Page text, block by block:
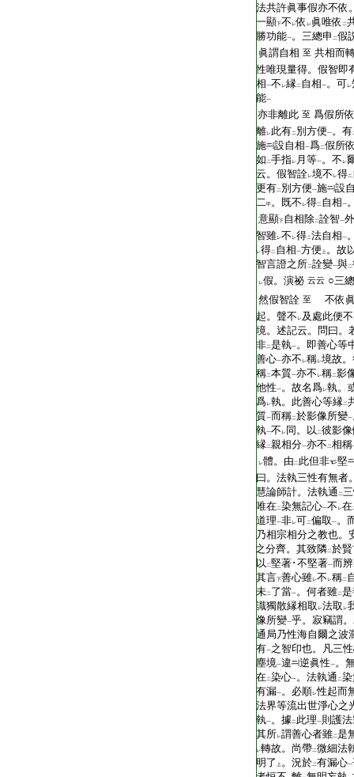
法共許眞事假亦不依
一顯下不 レ依 レ眞唯依 二
勝功能一。三總申 二假
眞謂自相 至 共相而
性唯現量得。假智即
相一不 レ縁二 自相一。可レ
能一
亦非離此 至 爲假所
離レ此有二 別方便一。有
施 設自相一爲二假所
如 二手指レ 月等一。不 レ
云。假智詮レ境不 レ得二
更有二 別方便一施
設
二甲 。既不 レ得二 自相一
意顯下自相除二詮智一
智雖レ不 レ得二法自相一
レ得二 自相一方便 上 。故
智言證之所二詮變一與二
レ假。演祕 云云 ○三
然假智詮 至
不依
起。聲不 レ及處此便不
境。述記云。問曰。
非二是執一。即善心等
善心一亦不 レ稱レ境故
稱二本質一亦不 レ稱二影
他性一。故名爲レ執。
爲レ執。此善心等縁二
質一而稱二於影像所變一
執一不 レ 同。以 二彼影
縁二親相分一亦不 二相稱
レ體。由 二 此但非
堅
曰。法執三性有無者
慧論師計。法執通 二
唯在二染無記心一不 レ在
道理一非レ可二偏取一。
乃相宗相分之教也。
之分齊。其致隣二於
以 二堅著･不堅著一而辨
其言下善心雖レ不 レ稱二
未二 了當一。何者雖二
識獨散縁相取 レ法取 レ
像所變一乎。寂竊謂
通局乃性海自爾之波
有一之智印也。凡三
塵境一違 逆眞性一。
在二染心一。法執通 二
有漏一。必順レ性起而
法界等流出世淨心之
執一。據二 此理一則護
其所レ謂善心者雖二是
レ轉故。尚帶二微細法
明了 上 。況於二有漏心一